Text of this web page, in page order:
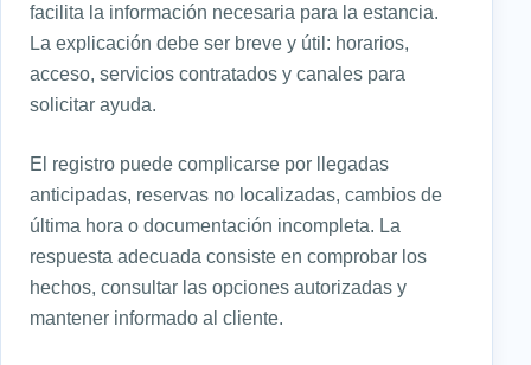
facilita la información necesaria para la estancia.
La explicación debe ser breve y útil: horarios,
acceso, servicios contratados y canales para
solicitar ayuda.
El registro puede complicarse por llegadas
anticipadas, reservas no localizadas, cambios de
última hora o documentación incompleta. La
respuesta adecuada consiste en comprobar los
hechos, consultar las opciones autorizadas y
mantener informado al cliente.